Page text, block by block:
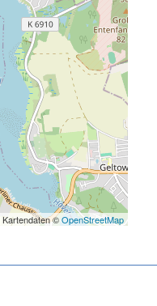
Kartendaten ©OpenStreetMap